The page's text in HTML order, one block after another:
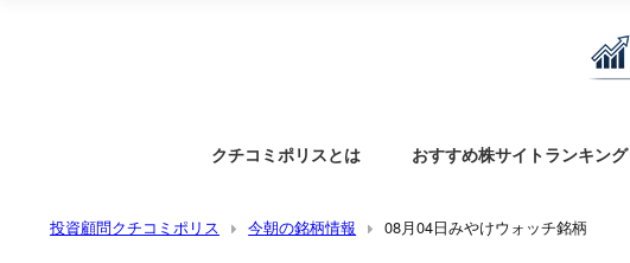
クチコミポリスとは おすすめ株サイトランキング
投資顧問クチコミポリス 今朝の銘柄情報 08月04日みやけウォッチ銘柄